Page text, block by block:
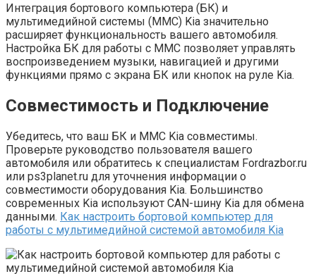
Интеграция бортового компьютера (БК) и
мультимедийной системы (ММС) Kia значительно
расширяет функциональность вашего автомобиля.
Настройка БК для работы с ММС позволяет управлять
воспроизведением музыки, навигацией и другими
функциями прямо с экрана БК или кнопок на руле Kia.
Совместимость и Подключение
Убедитесь, что ваш БК и ММС Kia совместимы.
Проверьте руководство пользователя вашего
автомобиля или обратитесь к специалистам Fordrazbor.ru
или ps3planet.ru для уточнения информации о
совместимости оборудования Kia. Большинство
современных Kia используют CAN-шину Kia для обмена
данными. Как настроить бортовой компьютер для
работы с мультимедийной системой автомобиля Kia